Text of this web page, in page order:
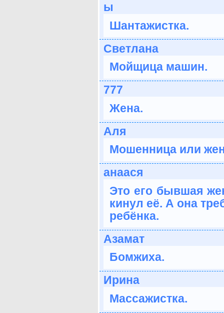
ы
Шантажистка.
Светлана
Мойщица машин.
777
Жена.
Аля
Мошенница или
анаася
Это его бывшая
кинул её. А она
ребёнка.
Азамат
Бомжиха.
Ирина
Массажистка.